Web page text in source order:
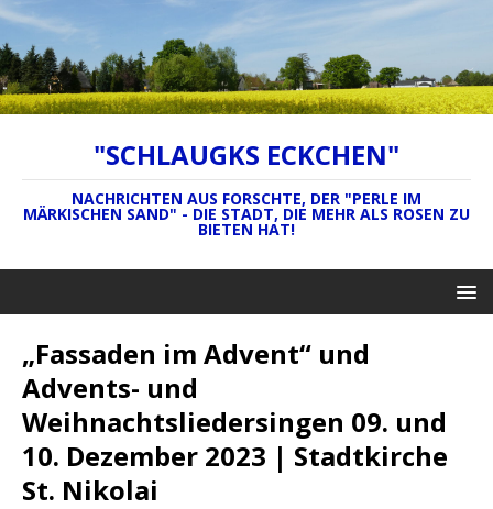
"SCHLAUGKS ECKCHEN"
NACHRICHTEN AUS FORSCHTE, DER "PERLE IM
MÄRKISCHEN SAND" - DIE STADT, DIE MEHR ALS ROSEN ZU
BIETEN HAT!
„Fassaden im Advent“ und
Advents- und
Weihnachtsliedersingen 09. und
10. Dezember 2023 | Stadtkirche
St. Nikolai